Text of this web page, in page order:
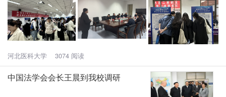
河北医科大学 3074 阅读
中国法学会会长王晨到我校调研